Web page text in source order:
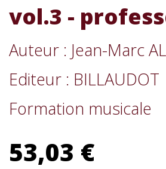
vol.3 -
Auteur : Jean-Marc
Editeur : BILLAUDOT
Formation musicale
53,03 €